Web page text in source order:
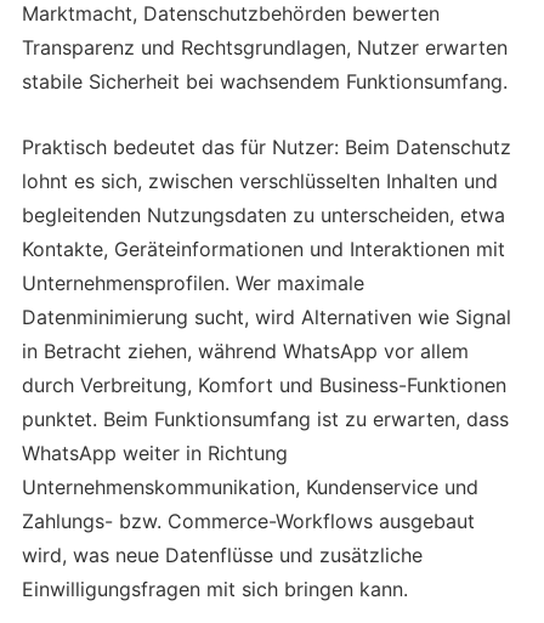
Marktmacht, Datenschutzbehörden bewerten
Transparenz und Rechtsgrundlagen, Nutzer erwarten
stabile Sicherheit bei wachsendem Funktionsumfang.
Praktisch bedeutet das für Nutzer: Beim Datenschutz
lohnt es sich, zwischen verschlüsselten Inhalten und
begleitenden Nutzungsdaten zu unterscheiden, etwa
Kontakte, Geräteinformationen und Interaktionen mit
Unternehmensprofilen. Wer maximale
Datenminimierung sucht, wird Alternativen wie Signal
in Betracht ziehen, während WhatsApp vor allem
durch Verbreitung, Komfort und Business-Funktionen
punktet. Beim Funktionsumfang ist zu erwarten, dass
WhatsApp weiter in Richtung
Unternehmenskommunikation, Kundenservice und
Zahlungs- bzw. Commerce-Workflows ausgebaut
wird, was neue Datenflüsse und zusätzliche
Einwilligungsfragen mit sich bringen kann.